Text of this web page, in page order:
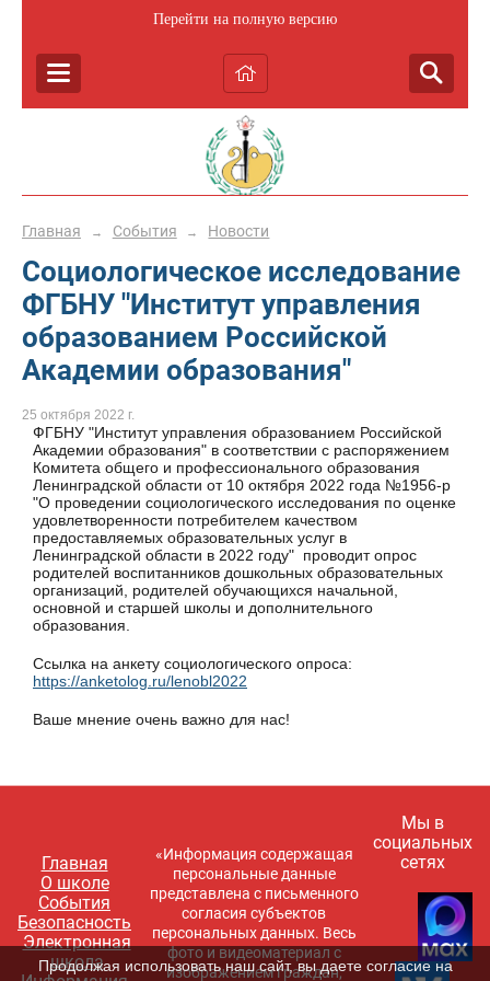
Перейти на полную версию
Главная → События → Новости
Социологическое исследование
ФГБНУ "Институт управления
образованием Российской
Академии образования"
25 октября 2022 г.
ФГБНУ "Институт управления образованием Российской
Академии образования" в соответствии с распоряжением
Комитета общего и профессионального образования
Ленинградской области от 10 октября 2022 года №1956-р
"О проведении социологического исследования по оценке
удовлетворенности потребителем качеством
предоставляемых образовательных услуг в
Ленинградской области в 2022 году" проводит опрос
родителей воспитанников дошкольных образовательных
организаций, родителей обучающихся начальной,
основной и старшей школы и дополнительного
образования.
Ссылка на анкету социологического опроса:
https://anketolog.ru/lenobl2022
Ваше мнение очень важно для нас!
Главная
О школе
События
Безопасность
Электронная
школа
«Информация содержащая
персональные данные
представлена с письменного
согласия субъектов
персональных данных. Весь
фото и видеоматериал с
изображением граждан,
Мы в
социальных
сетях
Продолжая использовать наш сайт, вы даете согласие на